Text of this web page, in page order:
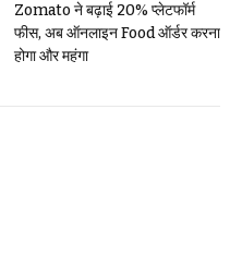
Zomato ने बढ़ाई 20% प्लेटफॉर्म
फीस, अब ऑनलाइन Food ऑर्डर करना
होगा और महंगा